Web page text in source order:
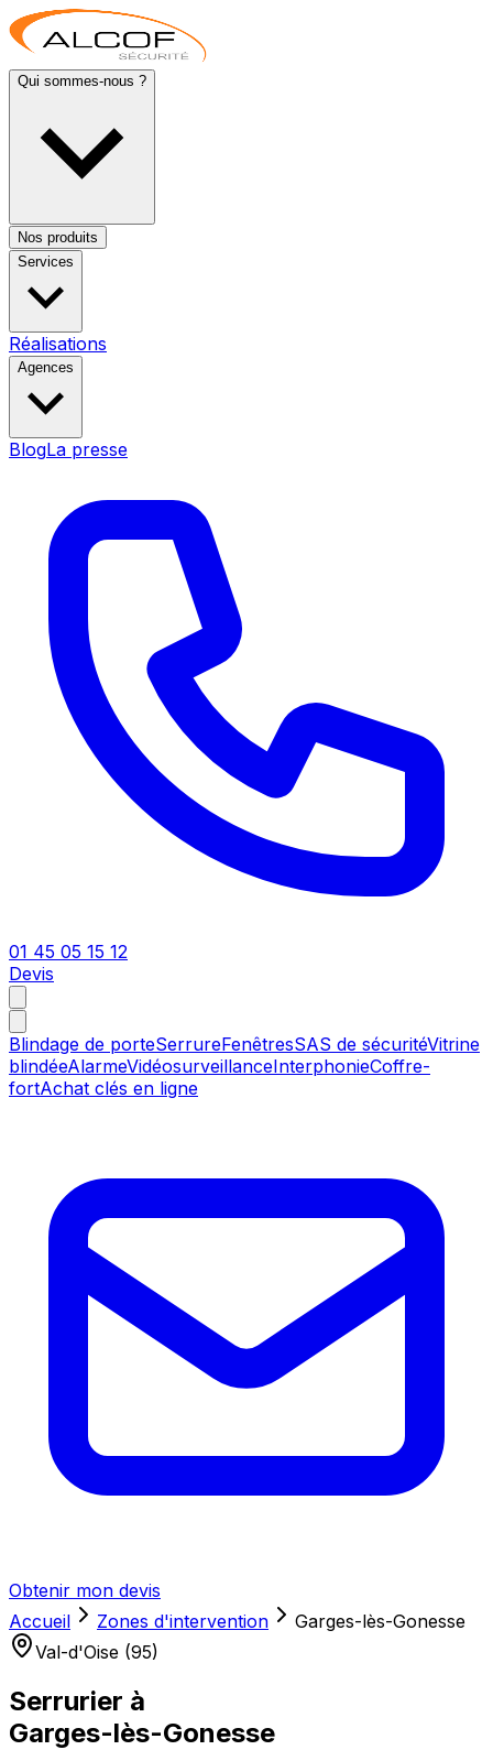
Qui sommes-nous ?
Nos produits
Services
Réalisations
Agences
BlogLa presse
01 45 05 15 12
Devis
Blindage de porteSerrureFenêtresSAS de sécuritéVitrine
blindéeAlarmeVidéosurveillanceInterphonieCoffre-
fortAchat clés en ligne
Obtenir mon devis
Accueil
Zones d'intervention
Garges-lès-Gonesse
Val-d'Oise (95)
Serrurier à
Garges-lès-Gonesse